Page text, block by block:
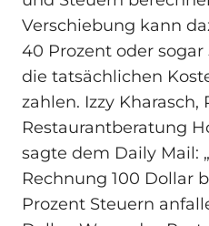
Verschiebung kann
40 Prozent oder
die tatsächlichen
zahlen. Izzy Kharasch,
Restaurantberatung
sagte dem Daily Mail:
Rechnung 100 Dollar
Prozent Steuern